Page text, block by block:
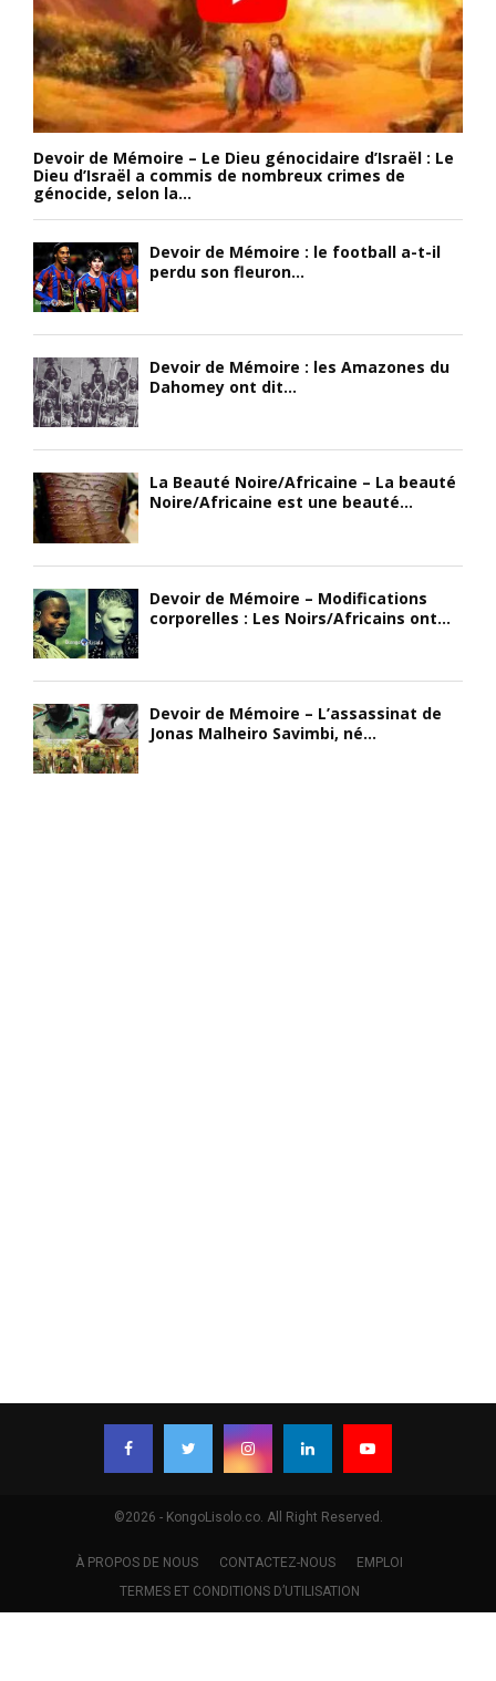
Devoir de Mémoire – Le Dieu génocidaire d’Israël : Le
Dieu d’Israël a commis de nombreux crimes de
génocide, selon la...
Devoir de Mémoire : le football a-t-il
perdu son fleuron...
Devoir de Mémoire : les Amazones du
Dahomey ont dit...
La Beauté Noire/Africaine – La beauté
Noire/Africaine est une beauté...
Devoir de Mémoire – Modifications
corporelles : Les Noirs/Africains ont...
Devoir de Mémoire – L’assassinat de
Jonas Malheiro Savimbi, né...
©2026 - KongoLisolo.co. All Right Reserved.
À PROPOS DE NOUS CONTACTEZ-NOUS
EMPLOI
TERMES ET CONDITIONS D’UTILISATION